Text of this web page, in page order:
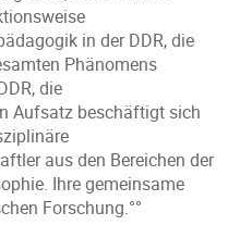
in der DDR, die
Phänomens
die
Aufsatz beschäftigt sich
aus den Bereichen der
Ihre gemeinsame
Forschung.°°